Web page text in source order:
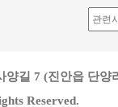
양길 7 (진안읍 단
Reserved.